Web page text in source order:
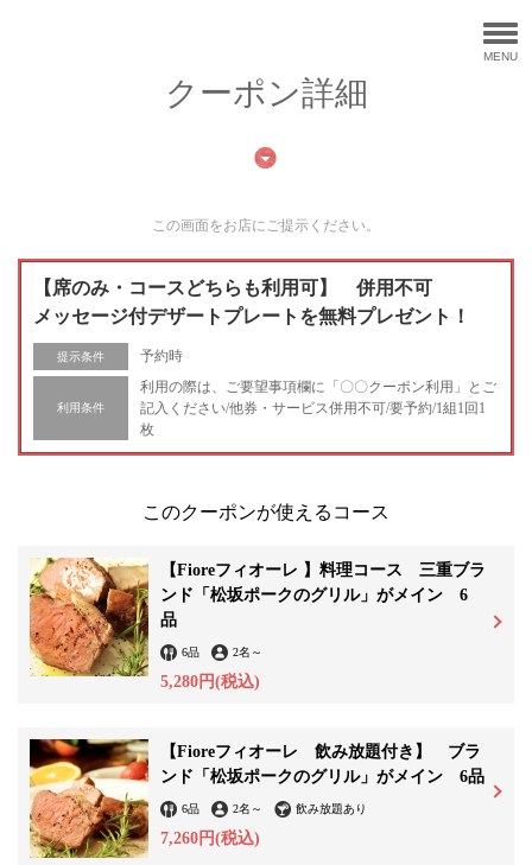
MENU
クーポン詳細
この画面をお店にご提示ください。
【席のみ・コースどちらも利用可】 併用不可
メッセージ付デザートプレートを無料プレゼント！
提示条件 予約時
利用条件
利用の際は、ご要望事項欄に「〇〇クーポン利用」とご
記入ください/他券・サービス併用不可/要予約/1組1回1
枚
このクーポンが使えるコース
【Fioreフィオーレ 】料理コース 三重ブラ
ンド「松坂ポークのグリル」がメイン 6
品
6品 2名 ～
5,280円(税込)
【Fioreフィオーレ 飲み放題付き】 ブラ
ンド「松坂ポークのグリル」がメイン 6品
6品 2名 ～ 飲み放題あり
7,260円(税込)